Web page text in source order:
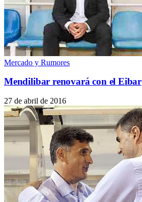
Mercado y Rumores
Mendilibar renovará con el Eibar
27 de abril de 2016